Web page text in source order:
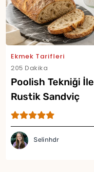
Ekmek Tarifleri
205 Dakika
Poolish Tekniği İle
Rustik Sandviç
Ekmeği Tarifi
Selinhdr